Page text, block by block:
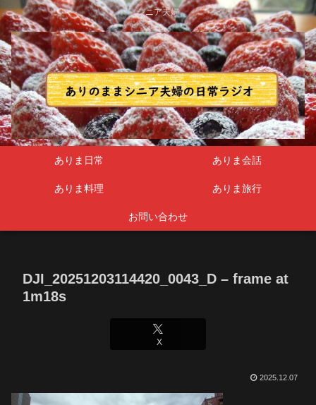
シニア夫婦
ありま日常 ありま会話
ありま料理 ありま旅行
お問い合わせ
DJI_20251203114420_0043_D – frame at
1m18s
X
2025.12.07